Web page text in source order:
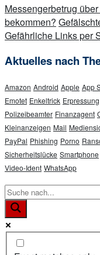
Messengerbetrug
bekommen?
Gefährliche Links per
Aktuelles nach
Amazon Android Apple App
Emotet Enkeltrick Erpressung
Polizeibeamter Finanzagent
Kleinanzeigen Mail
PayPal Phishing Porno
Sicherheitslücke Smartphone
Video-Ident WhatsApp